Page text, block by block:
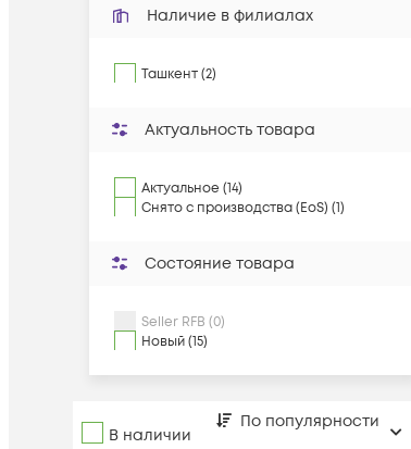
Наличие в филиалах
Ташкент (2)
Актуальность товара
Актуальное (14)
Снято с производства (EoS) (1)
Состояние товара
Seller RFB (0)
Новый (15)
В наличии
По популярности